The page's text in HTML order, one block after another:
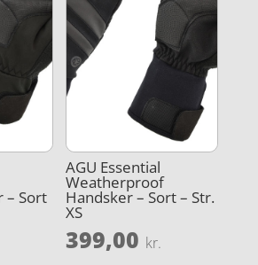
– Sort
AGU Essential
Weatherproof
Handsker – Sort – Str.
XS
399,00 kr.